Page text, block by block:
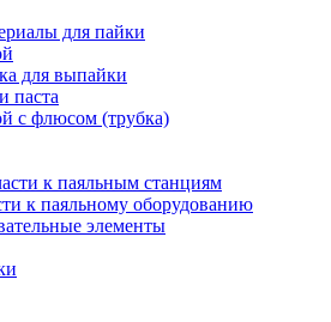
для пайки
для выпайки
паста
с флюсом (трубка)
к паяльным станциям
к паяльному оборудованию
элементы